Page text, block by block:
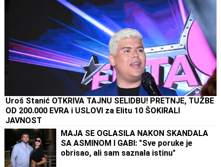
Uroš Stanić OTKRIVA TAJNU SELIDBU! PRETNJE, TUŽBE
OD 200.000 EVRA i USLOVI za Elitu 10 ŠOKIRALI
JAVNOST
MAJA SE OGLASILA NAKON SKANDALA
SA ASMINOM I GABI: "Sve poruke je
obrisao, ali sam saznala istinu"